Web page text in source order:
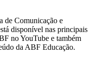
de Comunicação e
disponível nas principais
no YouTube e também
da ABF Educação.